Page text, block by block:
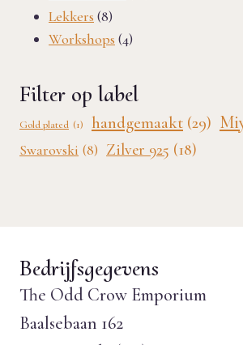
Lekkers 88
producten
Workshops 44
Filter op label
Gold plated (1) handgemaakt (29)
Swarovski (8) Zilver 925 (18)
Bedrijfsgegevens
The Odd Crow Emporium
Baalsebaan 162